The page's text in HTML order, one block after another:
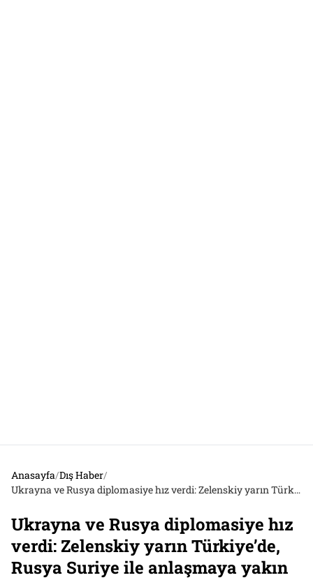
Anasayfa/Dış Haber/
Ukrayna ve Rusya diplomasiye hız verdi: Zelenskiy yarın Türkiye’de, Rusya Suriye ile anlaşmaya yakın
Ukrayna ve Rusya diplomasiye hız
verdi: Zelenskiy yarın Türkiye’de,
Rusya Suriye ile anlaşmaya yakın